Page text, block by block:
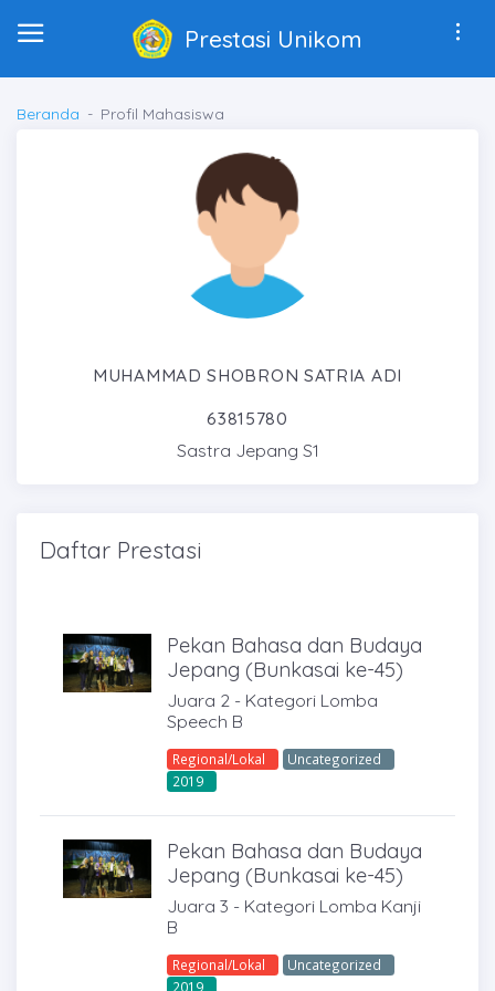
Prestasi Unikom
Beranda Profil Mahasiswa
MUHAMMAD SHOBRON SATRIA ADI
63815780
Sastra Jepang S1
Daftar Prestasi
Pekan Bahasa dan Budaya
Jepang (Bunkasai ke-45)
Juara 2 - Kategori Lomba
Speech B
Regional/Lokal
Uncategorized
2019
Pekan Bahasa dan Budaya
Jepang (Bunkasai ke-45)
Juara 3 - Kategori Lomba Kanji
B
Regional/Lokal
Uncategorized
2019